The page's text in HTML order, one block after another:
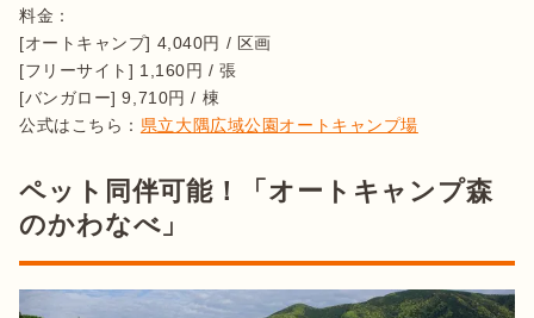
料金：
[オートキャンプ] 4,040円 / 区画
[フリーサイト] 1,160円 / 張
[バンガロー] 9,710円 / 棟
公式はこちら： 県立大隅広域公園オートキャンプ場
ペット同伴可能！「オートキャンプ森
のかわなべ」